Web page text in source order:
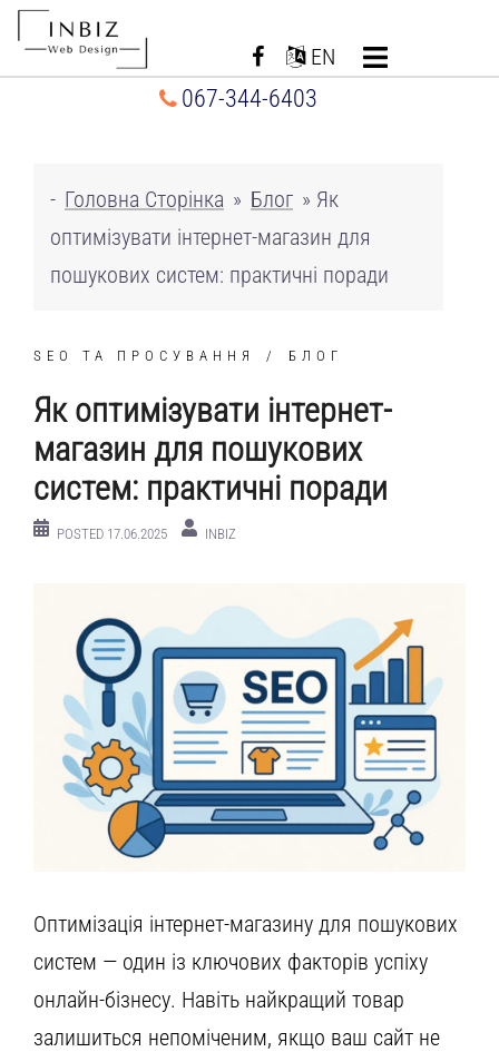
Перейти
EN
067-344-6403
- Головна Сторінка » Блог » Як
оптимізувати інтернет-магазин для
пошукових систем: практичні поради
SEO ТА ПРОСУВАННЯ БЛОГ
Як оптимізувати інтернет-
магазин для пошукових
систем: практичні поради
POSTED 17.06.2025 INBIZ
Оптимізація інтернет-магазину для пошукових
систем — один із ключових факторів успіху
онлайн-бізнесу. Навіть найкращий товар
залишиться непоміченим, якщо ваш сайт не